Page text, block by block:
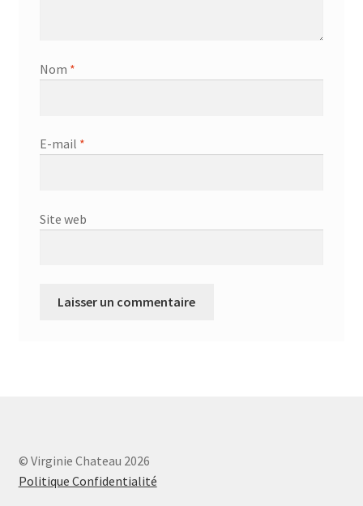
Nom *
E-mail *
Site web
© Virginie Chateau 2026
Politique Confidentialité